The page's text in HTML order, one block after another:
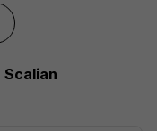
Scalian